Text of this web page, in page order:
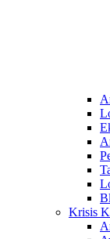
Krisis